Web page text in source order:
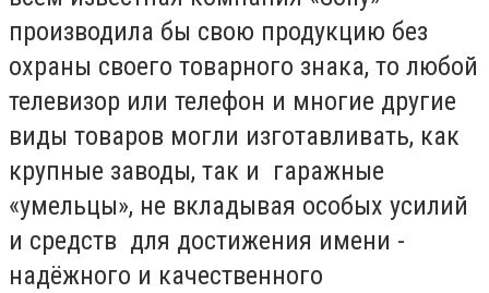
производила бы свою продукцию без
охраны своего товарного знака, то любой
телевизор или телефон и многие другие
виды товаров могли изготавливать, как
крупные заводы, так и гаражные
«умельцы», не вкладывая особых усилий
и средств для достижения имени -
надёжного и качественного